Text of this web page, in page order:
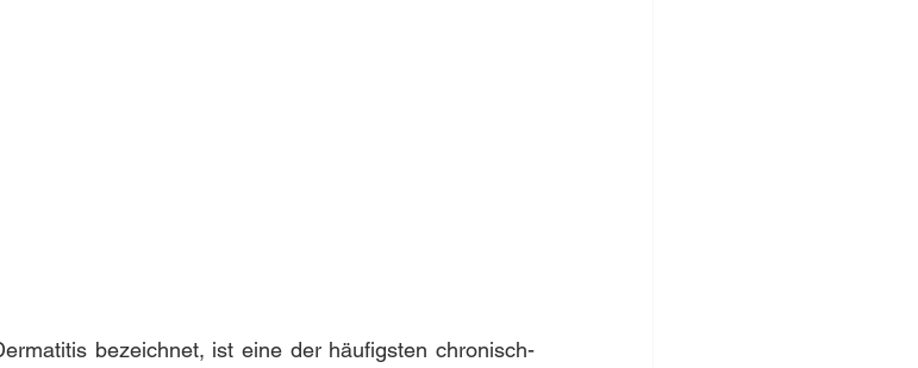
bezeichnet, ist eine der häufigsten chronisch-